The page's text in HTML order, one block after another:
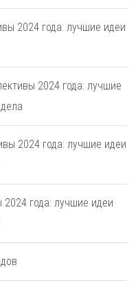
2024 года: лучшие идеи
2024 года: лучшие
2024 года: лучшие идеи
2024 года: лучшие идеи